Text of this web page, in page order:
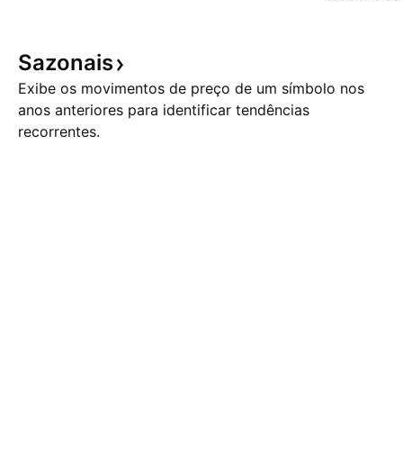
Sazonais
Exibe os movimentos de preço de um símbolo nos
anos anteriores para identificar tendências
recorrentes.